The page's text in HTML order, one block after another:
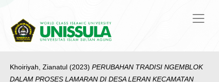
Khoiriyah, Zianatul (2023) PERUBAHAN TRADISI NGEMBLOK
DALAM PROSES LAMARAN DI DESA LERAN KECAMATAN